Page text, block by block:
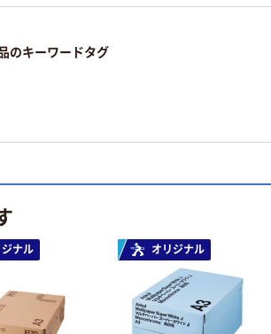
のキーワードタグ
ジナル オリジナル